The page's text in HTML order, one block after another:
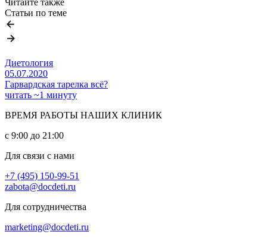
Статьи по теме
Диетология
05.07.2020
Гарвардская тарелка всё?
читать ~1 минуту
ВРЕМЯ РАБОТЫ НАШИХ КЛИНИК
с 9:00 до 21:00
Для связи с нами
+7 (495) 150-99-51
zabota@docdeti.ru
Для сотрудничества
marketing@docdeti.ru